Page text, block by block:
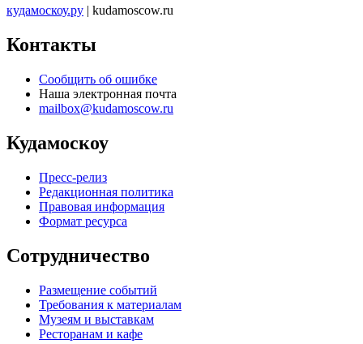
кудамоскоу.ру | kudamoscow.ru
Контакты
Сообщить об ошибке
Наша электронная почта
mailbox@kudamoscow.ru
Кудамоскоу
Пресс-релиз
Редакционная политика
Правовая информация
Формат ресурса
Сотрудничество
Размещение событий
Требования к материалам
Музеям и выставкам
Ресторанам и кафе